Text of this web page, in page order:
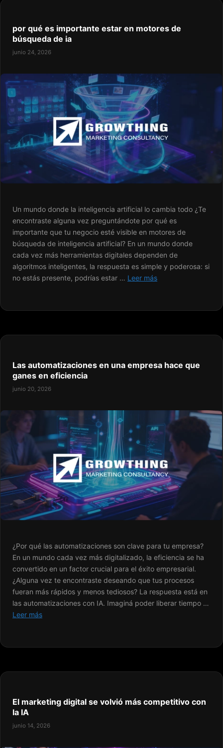
por qué es importante estar en motores de
búsqueda de ia
junio 24, 2026
Un mundo donde la inteligencia artificial lo cambia todo ¿Te
encontraste alguna vez preguntándote por qué es
importante que tu negocio esté visible en motores de
búsqueda de inteligencia artificial? En un mundo donde
cada vez más herramientas digitales dependen de
algoritmos inteligentes, la respuesta es simple y poderosa: si
no estás presente, podrías estar … Leer más
Las automatizaciones en una empresa hace que
ganes en eficiencia
junio 20, 2026
¿Por qué las automatizaciones son clave para tu empresa?
En un mundo cada vez más digitalizado, la eficiencia se ha
convertido en un factor crucial para el éxito empresarial.
¿Alguna vez te encontraste deseando que tus procesos
fueran más rápidos y menos tediosos? La respuesta está en
las automatizaciones con IA. Imaginá poder liberar tiempo …
Leer más
El marketing digital se volvió más competitivo con
la IA
junio 14, 2026